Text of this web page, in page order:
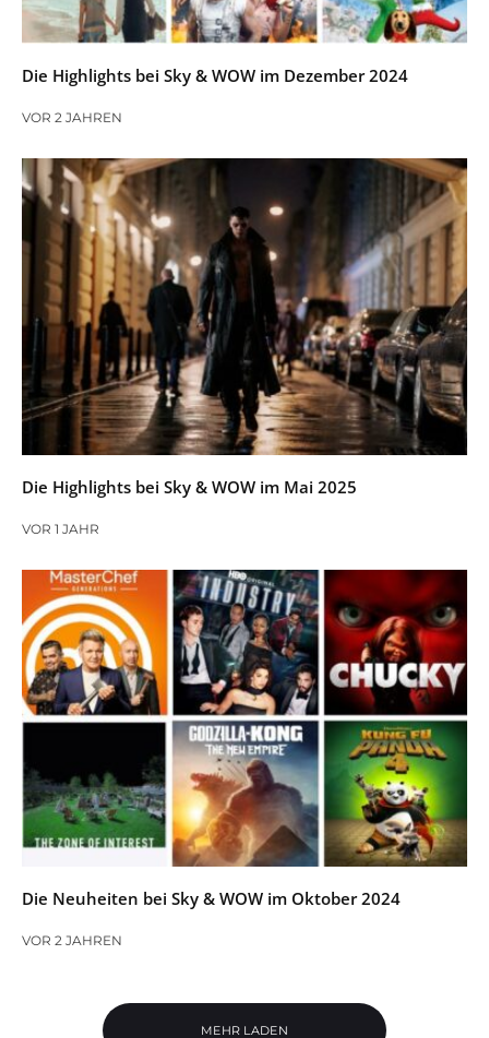
Die Highlights bei Sky & WOW im Dezember 2024
VOR 2 JAHREN
Die Highlights bei Sky & WOW im Mai 2025
VOR 1 JAHR
Die Neuheiten bei Sky & WOW im Oktober 2024
VOR 2 JAHREN
MEHR LADEN